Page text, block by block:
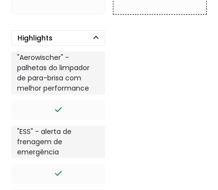
Highlights
"Aerowischer" -
palhetas do limpador
de para-brisa com
melhor performance
"ESS" - alerta de
frenagem de
emergência